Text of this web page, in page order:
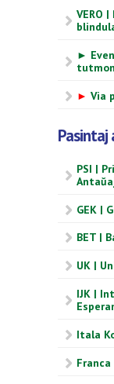
VERO
►
► Via
Pasintaj
PSI |
GEK |
BET |
UK |
IJK |
Itala